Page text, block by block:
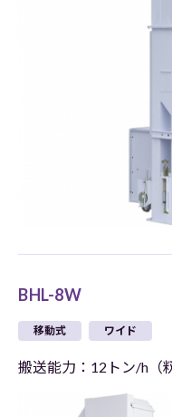
BHL-8W
移動式 ワイド
搬送能力：12トン/h（